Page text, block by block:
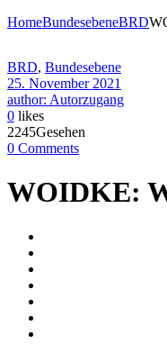
HomeBundesebeneBRD
BRD, Bundesebene
25. November 2021
author: Autorzugang
0 likes
2245Gesehen
0 Comments
WOIDKE: